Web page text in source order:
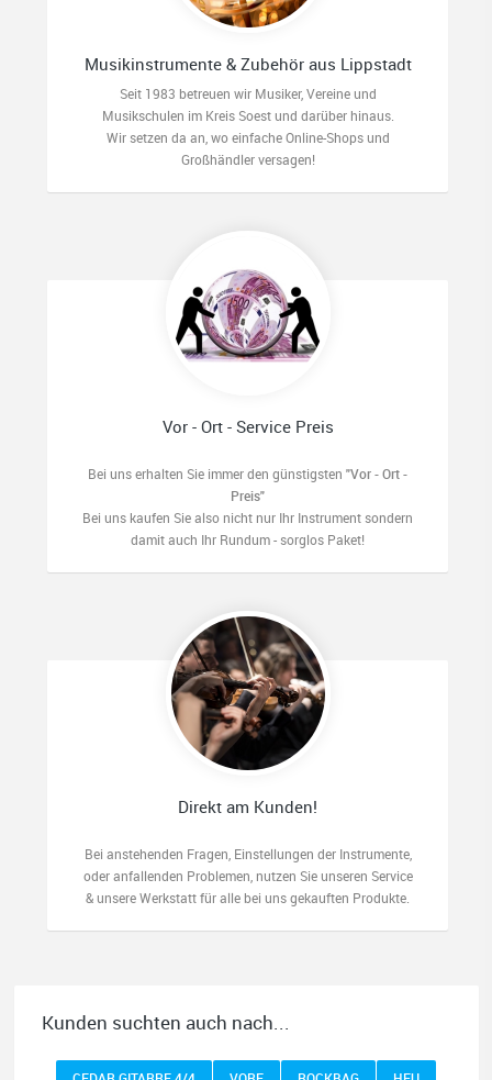
Musikinstrumente & Zubehör aus Lippstadt
Seit 1983 betreuen wir Musiker, Vereine und
Musikschulen im Kreis Soest und darüber hinaus.
Wir setzen da an, wo einfache Online-Shops und
Großhändler versagen!
Vor - Ort - Service Preis
Bei uns erhalten Sie immer den günstigsten "Vor - Ort -
Preis"
Bei uns kaufen Sie also nicht nur Ihr Instrument sondern
damit auch Ihr Rundum - sorglos Paket!
Direkt am Kunden!
Bei anstehenden Fragen, Einstellungen der Instrumente,
oder anfallenden Problemen, nutzen Sie unseren Service
& unsere Werkstatt für alle bei uns gekauften Produkte.
Kunden suchten auch nach...